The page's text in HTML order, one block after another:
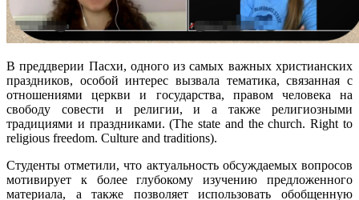
В преддверии Пасхи, одного из самых важных христианских
праздников, особой интерес вызвала тематика, связанная с
отношениями церкви и государства, правом человека на
свободу совести и религии, и а также религиозными
традициями и праздниками. (The state and the church. Right to
religious freedom. Culture and traditions).
Студенты отметили, что актуальность обсуждаемых вопросов
мотивирует к более глубокому изучению предложенного
материала, а также позволяет использовать обобщенную